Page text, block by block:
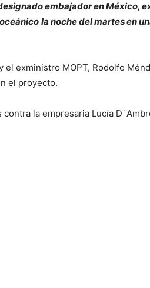
embajador en México,
la noche del martes en
exministro MOPT, Rodolfo
el proyecto.
la empresaria Lucía